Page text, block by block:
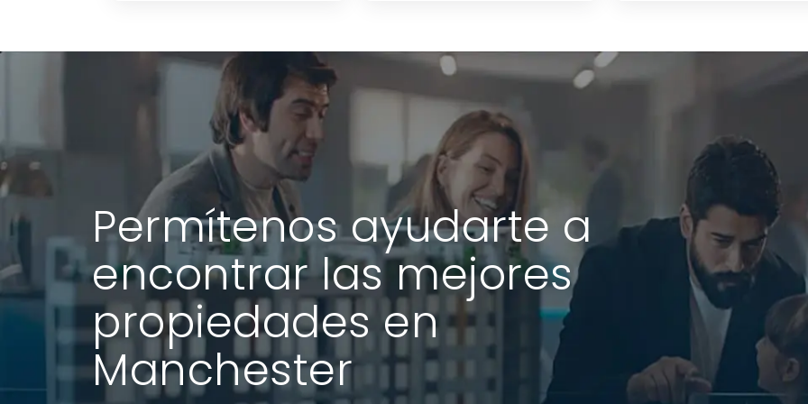
Permítenos ayudarte a
encontrar las mejores
propiedades en
Manchester